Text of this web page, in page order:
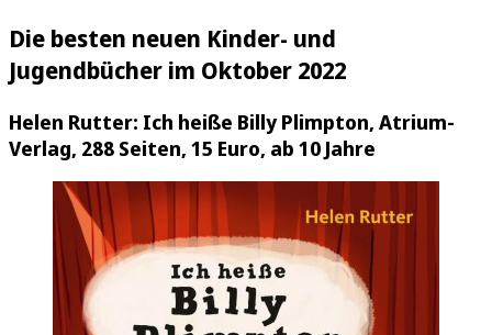
Die besten neuen Kinder- und
Jugendbücher im Oktober 2022
Helen Rutter: Ich heiße Billy Plimpton, Atrium-
Verlag, 288 Seiten, 15 Euro, ab 10 Jahre